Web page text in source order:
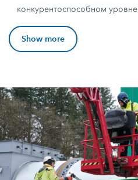
конкурентоспособном уровне
Show more